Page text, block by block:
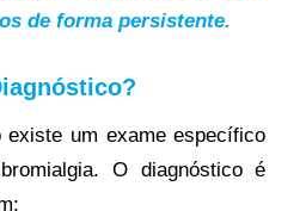
de forma persistente.
existe um exame específico
O diagnóstico é